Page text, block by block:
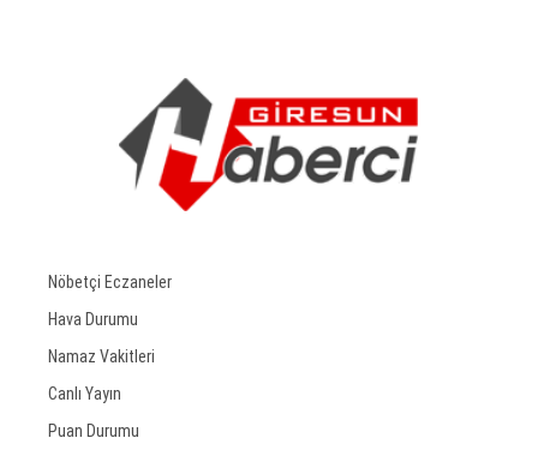
Nöbetçi Eczaneler
Hava Durumu
Namaz Vakitleri
Canlı Yayın
Puan Durumu